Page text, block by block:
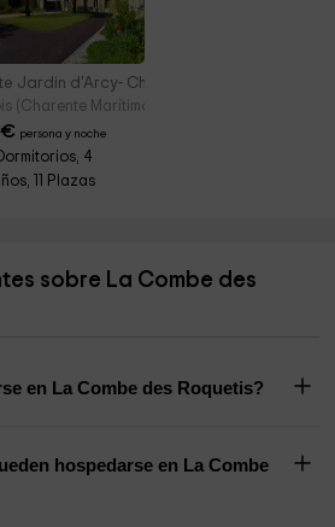
Jardin d'Arcy- Chambres d'hôtes
(Charente Marítimo)
€ persona y noche
4
11 Plazas
sobre La Combe des
en La Combe des Roquetis?
hospedarse en La Combe